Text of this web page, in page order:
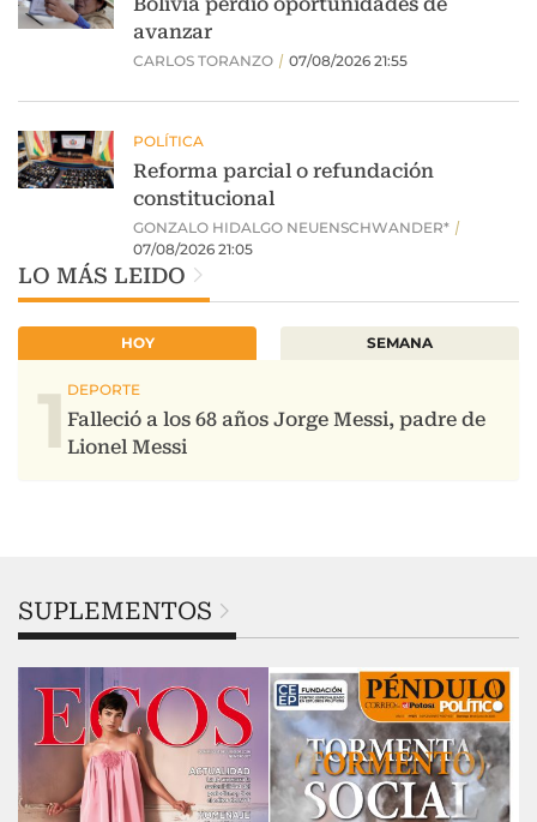
LO MÁS LEIDO
HOY SEMANA
1
SUPLEMENTOS